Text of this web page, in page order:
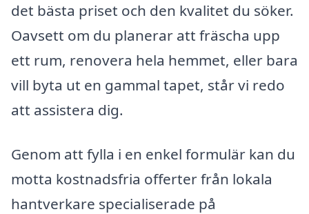
det bästa priset och den kvalitet du söker.
Oavsett om du planerar att fräscha upp
ett rum, renovera hela hemmet, eller bara
vill byta ut en gammal tapet, står vi redo
att assistera dig.
Genom att fylla i en enkel formulär kan du
motta kostnadsfria offerter från lokala
hantverkare specialiserade på